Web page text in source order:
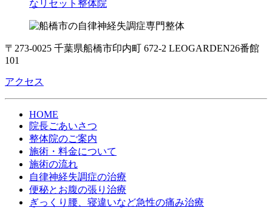
〒273-0025 千葉県船橋市印内町 672-2 LEOGARDEN26番館
101
アクセス
HOME
院長ごあいさつ
整体院のご案内
施術・料金について
施術の流れ
自律神経失調症の治療
便秘とお腹の張り治療
ぎっくり腰、寝違いなど急性の痛み治療